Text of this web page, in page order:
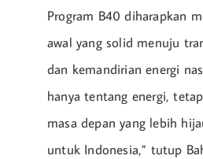
Program B40 diharapkan
awal yang solid menuju
dan kemandirian energi
hanya tentang energi,
masa depan yang lebih
untuk Indonesia,” tutup